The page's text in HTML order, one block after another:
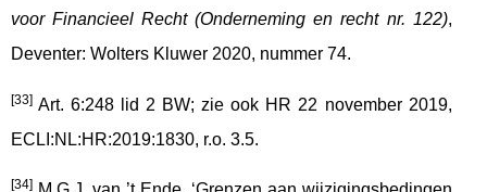
voor Financieel Recht (Onderneming en recht nr. 122),
Deventer: Wolters Kluwer 2020, nummer 74.
[33] Art. 6:248 lid 2 BW; zie ook HR 22 november 2019,
ECLI:NL:HR:2019:1830, r.o. 3.5.
[34]